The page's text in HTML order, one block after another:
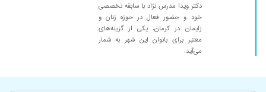
راضی ام از رفتار و کار تخصصی ایشون ...و در این
سال های بعد چکاب های سالیانه زنان رو نزد ایشان
میرم و راضیم
بسیار عالی
۱۴۰۰/۰۷/۰۸
دکتر ویدا مدرس نژاد با سابقه تخصصی
خود و حضور فعال در حوزه زنان و
زایمان در کرمان، یکی از گزینه‌های
معتبر برای بانوان این شهر به شمار
می‌آید.